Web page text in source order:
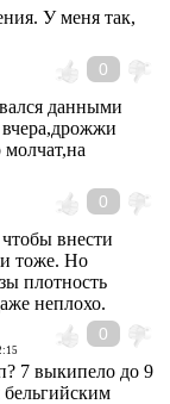
У меня так,
0
данными
вчера,дрожжи
0
внести
тоже. Но
плотность
неплохо.
0
7 выкипело до 9